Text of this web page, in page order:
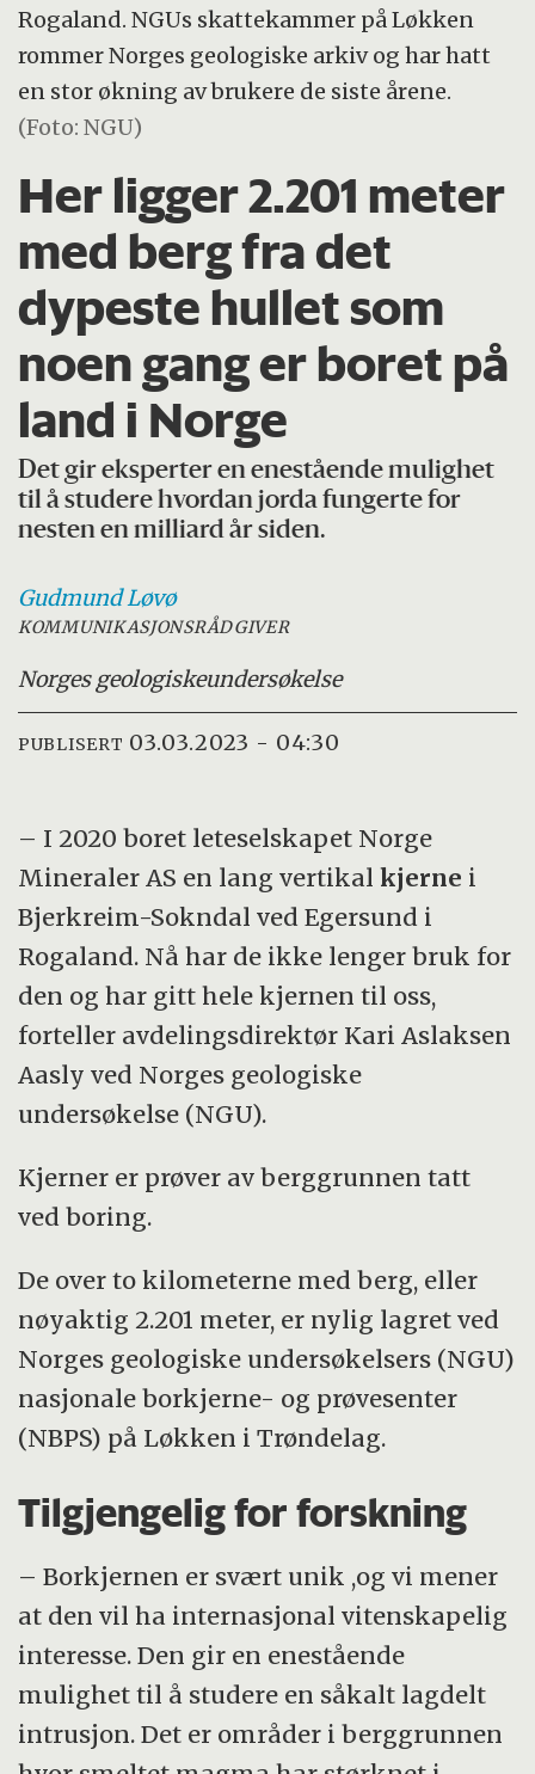
Rogaland. NGUs skattekammer på Løkken
rommer Norges geologiske arkiv og har hatt
en stor økning av brukere de siste årene.
(Foto: NGU)
Her ligger 2.201 meter
med berg fra det
dypeste hullet som
noen gang er boret på
land i Norge
Det gir eksperter en enestående mulighet
til å studere hvordan jorda fungerte for
nesten en milliard år siden.
GudmundLøvø
KOMMUNIKASJONSRÅDGIVER
Norges geologiskeundersøkelse
PUBLISERT 03.03.2023 - 04:30
– I 2020 boret leteselskapet Norge
Mineraler AS en lang vertikalkjerne i
Bjerkreim-Sokndal ved Egersund i
Rogaland. Nå har de ikke lenger bruk for
den og har gitt hele kjernen til oss,
forteller avdelingsdirektør Kari Aslaksen
Aasly ved Norges geologiske
undersøkelse (NGU).
Kjerner er prøver av berggrunnen tatt
ved boring.
De over to kilometerne med berg, eller
nøyaktig 2.201 meter, er nylig lagret ved
Norges geologiske undersøkelsers (NGU)
nasjonale borkjerne- og prøvesenter
(NBPS) på Løkken i Trøndelag.
Tilgjengelig for forskning
– Borkjernen er svært unik ,og vi mener
at den vil ha internasjonal vitenskapelig
interesse. Den gir en enestående
mulighet til å studere en såkalt lagdelt
intrusjon. Det er områder i berggrunnen